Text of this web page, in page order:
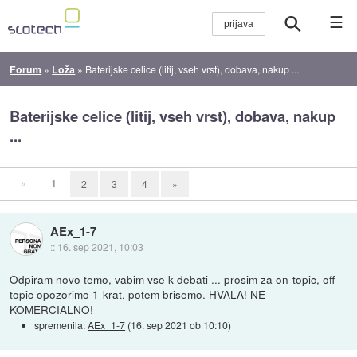
☰
Forum » Loža » Baterijske celice (litij, vseh vrst), dobava, nakup ...
Baterijske celice (litij, vseh vrst), dobava, nakup
...
« 1 2 3 4 »
AEx_1-7
:: 16. sep 2021, 10:03
Odpiram novo temo, vabim vse k debati ... prosim za on-topic, off-
topic opozorimo 1-krat, potem brisemo. HVALA! NE-
KOMERCIALNO!
spremenila:AEx_1-7 (16. sep 2021 ob 10:10)